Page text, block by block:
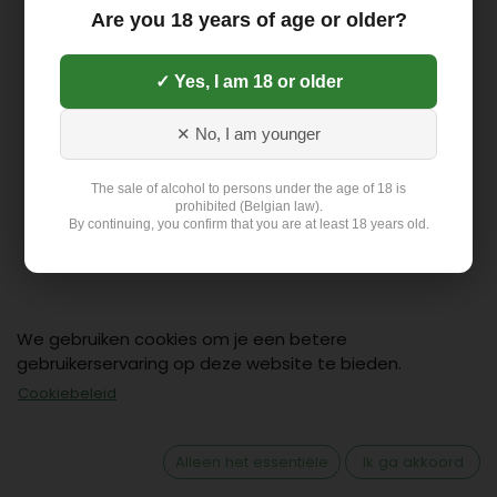
Contact
Klant: +32 499 19 01 88
hello@flex-delivery.be
We gebruiken cookies om je een betere
gebruikerservaring op deze website te bieden.
Cookiebeleid
Alleen het essentiële Ik ga akkoord
Are you 18 years of age or older?
✓ Yes, I am 18 or older
✕ No, I am younger
The sale of alcohol to persons under the age of 18 is
prohibited (Belgian law).
By continuing, you confirm that you are at least 18 years old.